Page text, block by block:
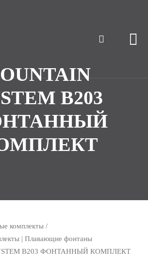
B203
комплекты /
| Плавающие фонтаны
B203 ФОНТАННЫЙ КОМПЛЕКТ